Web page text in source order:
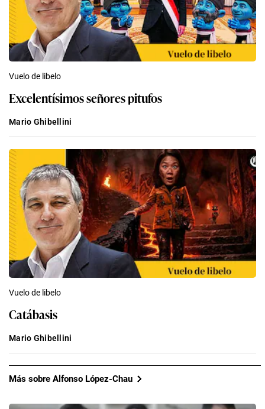
Vuelo de libelo
Excelentísimos señores pitufos
Mario Ghibellini
Vuelo de libelo
Catábasis
Mario Ghibellini
Más sobre Alfonso López-Chau